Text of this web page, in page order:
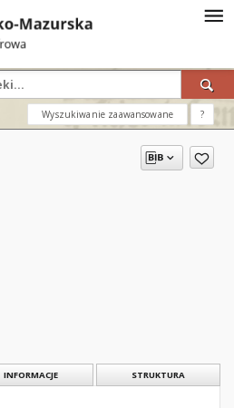
Wyszukiwanie zaawansowane ?
INFORMACJE STRUKTURA